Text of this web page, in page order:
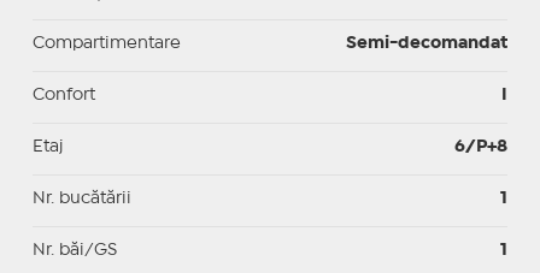
Compartimentare Semi-decomandat
Confort
Etaj 6/P+8
Nr. bucătării 1
Nr. băi/GS 1